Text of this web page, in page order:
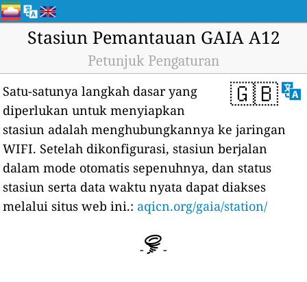
Stasiun Pemantauan GAIA A12
Petunjuk Pengaturan
🇬🇧
Satu-satunya langkah dasar yang
diperlukan untuk menyiapkan
stasiun adalah menghubungkannya ke jaringan
WIFI. Setelah dikonfigurasi, stasiun berjalan
dalam mode otomatis sepenuhnya, dan status
stasiun serta data waktu nyata dapat diakses
melalui situs web ini.: aqicn.org/gaia/station/
- -